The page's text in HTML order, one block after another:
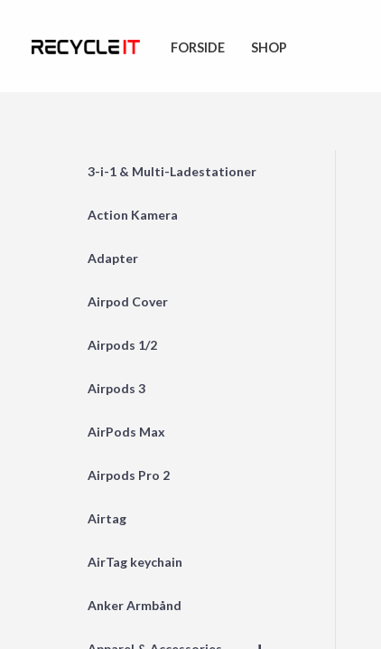
FORSIDE SHOP
3-i-1 & Multi-Ladestationer
Action Kamera
Adapter
Airpod Cover
Airpods 1/2
Airpods 3
AirPods Max
Airpods Pro 2
Airtag
AirTag keychain
Anker Armbånd